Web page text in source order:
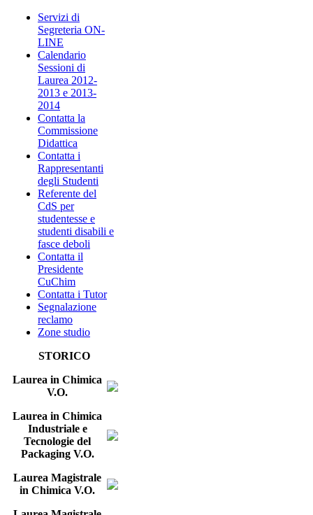
Servizi di
Segreteria ON-
LINE
Calendario
Sessioni di
Laurea 2012-
2013 e 2013-
2014
Contatta la
Commissione
Didattica
Contatta i
Rappresentanti
degli Studenti
Referente del
CdS per
studentesse e
studenti disabili e
fasce deboli
Contatta il
Presidente
CuChim
Contatta i Tutor
Segnalazione
reclamo
Zone studio
STORICO
Laurea in Chimica
V.O.
Laurea in Chimica
Industriale e
Tecnologie del
Packaging V.O.
Laurea Magistrale
in Chimica V.O.